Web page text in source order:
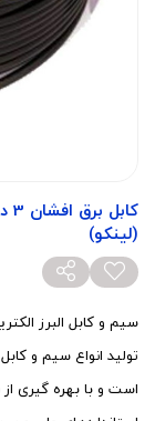
(لینکو)
تولید انواع سیم و
است و با بهره گیری